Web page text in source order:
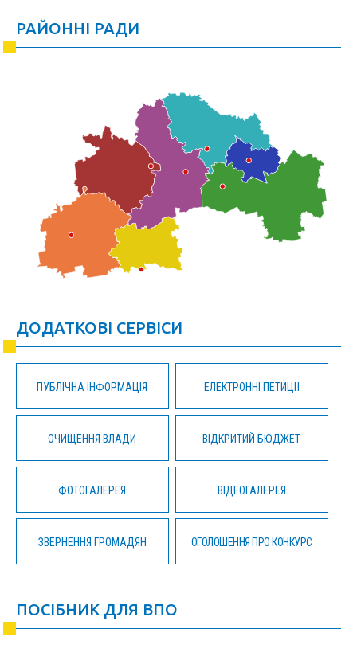
РАЙОННІ РАДИ
ДОДАТКОВІ СЕРВІСИ
ПУБЛІЧНА ІНФОРМАЦІЯ ЕЛЕКТРОННІ ПЕТИЦІЇ
ОЧИЩЕННЯ ВЛАДИ ВІДКРИТИЙ БЮДЖЕТ
ФОТОГАЛЕРЕЯ ВІДЕОГАЛЕРЕЯ
ЗВЕРНЕННЯ ГРОМАДЯН ОГОЛОШЕННЯ ПРО КОНКУРС
ПОСІБНИК ДЛЯ ВПО